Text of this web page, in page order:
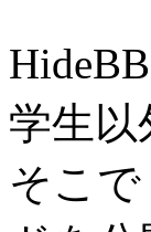
学生
そこ